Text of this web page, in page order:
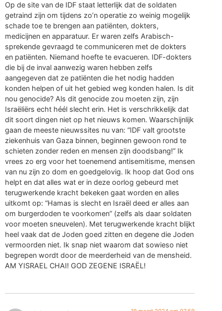
Op de site van de IDF staat letterlijk dat de soldaten
getraind zijn om tijdens zo’n operatie zo weinig mogelijk
schade toe te brengen aan patiënten, dokters,
medicijnen en apparatuur. Er waren zelfs Arabisch-
sprekende gevraagd te communiceren met de dokters
en patiënten. Niemand hoefte te evacueren. IDF-dokters
die bij de inval aanwezig waren hebben zelfs
aangegeven dat ze patiënten die het nodig hadden
konden helpen of uit het gebied weg konden halen. Is dit
nou genocide? Als dit genocide zou moeten zijn, zijn
Israëliërs echt héél slecht erin. Het is verschrikkelijk dat
dit soort dingen niet op het nieuws komen. Waarschijnlijk
gaan de meeste nieuwssites nu van: “IDF valt grootste
ziekenhuis van Gaza binnen, beginnen gewoon rond te
schieten zonder reden en mensen zijn doodsbang!” Ik
vrees zo erg voor het toenemend antisemitisme, mensen
van nu zijn zo dom en goedgelovig. Ik hoop dat God ons
helpt en dat alles wat er in deze oorlog gebeurd met
terugwerkende kracht bekeken gaat worden en alles
uitkomt op: “Hamas is slecht en Israël deed er alles aan
om burgerdoden te voorkomen” (zelfs als daar soldaten
voor moeten sneuvelen). Met terugwerkende kracht blijkt
heel vaak dat de Joden goed zitten en degene die Joden
vermoorden niet. Ik snap niet waarom dat sowieso niet
begrepen wordt door de meerderheid van de mensheid.
AM YISRAEL CHAI! GOD ZEGENE ISRAËL!